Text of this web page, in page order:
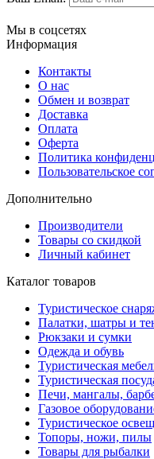
Мы в соцсетях
Информация
Контакты
О нас
Обмен и возврат
Доставка
Оплата
Оферта
Политика
Пользовательское
Дополнительно
Производители
Товары со скидкой
Личный кабинет
Каталог товаров
Туристическое
Палатки, шатры и
Рюкзаки и сумки
Одежда и обувь
Туристическая
Туристическая
Печи, мангалы,
Газовое
Туристическое
Топоры, ножи, пилы
Товары для рыбалки